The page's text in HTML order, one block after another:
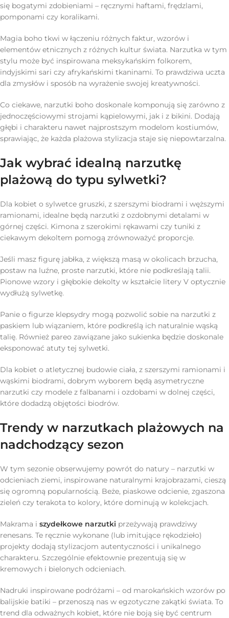
się bogatymi zdobieniami – ręcznymi haftami, frędzlami,
pomponami czy koralikami.
Magia boho tkwi w łączeniu różnych faktur, wzorów i
elementów etnicznych z różnych kultur świata. Narzutka w tym
stylu może być inspirowana meksykańskim folkorem,
indyjskimi sari czy afrykańskimi tkaninami. To prawdziwa uczta
dla zmysłów i sposób na wyrażenie swojej kreatywności.
Co ciekawe, narzutki boho doskonale komponują się zarówno z
jednoczęściowymi strojami kąpielowymi, jak i z bikini. Dodają
głębi i charakteru nawet najprostszym modelom kostiumów,
sprawiając, że każda plażowa stylizacja staje się niepowtarzalna.
Jak wybrać idealną narzutkę
plażową do typu sylwetki?
Dla kobiet o sylwetce gruszki, z szerszymi biodrami i węższymi
ramionami, idealne będą narzutki z ozdobnymi detalami w
górnej części. Kimona z szerokimi rękawami czy tuniki z
ciekawym dekoltem pomogą zrównoważyć proporcje.
Jeśli masz figurę jabłka, z większą masą w okolicach brzucha,
postaw na luźne, proste narzutki, które nie podkreślają talii.
Pionowe wzory i głębokie dekolty w kształcie litery V optycznie
wydłużą sylwetkę.
Panie o figurze klepsydry mogą pozwolić sobie na narzutki z
paskiem lub wiązaniem, które podkreślą ich naturalnie wąską
talię. Również pareo zawiązane jako sukienka będzie doskonale
eksponować atuty tej sylwetki.
Dla kobiet o atletycznej budowie ciała, z szerszymi ramionami i
wąskimi biodrami, dobrym wyborem będą asymetryczne
narzutki czy modele z falbanami i ozdobami w dolnej części,
które dodadzą objętości biodrów.
Trendy w narzutkach plażowych na
nadchodzący sezon
W tym sezonie obserwujemy powrót do natury – narzutki w
odcieniach ziemi, inspirowane naturalnymi krajobrazami, cieszą
się ogromną popularnością. Beże, piaskowe odcienie, zgaszona
zieleń czy terakota to kolory, które dominują w kolekcjach.
Makrama i szydełkowe narzutki przeżywają prawdziwy
renesans. Te ręcznie wykonane (lub imitujące rękodzieło)
projekty dodają stylizacjom autentyczności i unikalnego
charakteru. Szczególnie efektownie prezentują się w
kremowych i bielonych odcieniach.
Nadruki inspirowane podróżami – od marokańskich wzorów po
balijskie batiki – przenoszą nas w egzotyczne zakątki świata. To
trend dla odważnych kobiet, które nie boją się być centrum